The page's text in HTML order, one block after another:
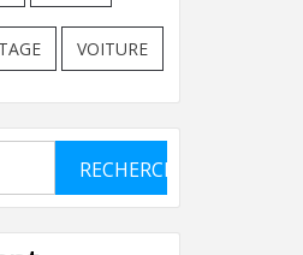
VOITURE